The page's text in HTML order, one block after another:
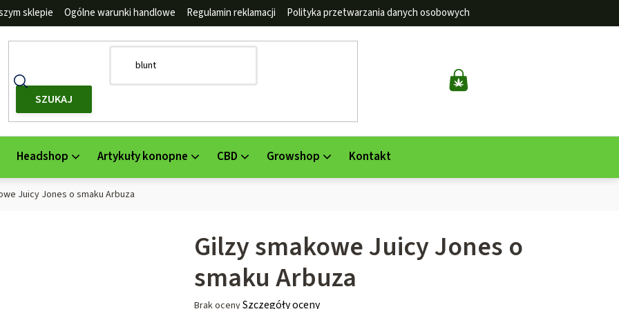
sklepie Ogólne warunki handlowe Regulamin reklamacji Polityka przetwarzania danych osobowych
SZUKAJ KOSZYK
Headshop Artykuły konopne CBD Growshop Kontakt
Juicy Jones o smaku Arbuza
Gilzy smakowe Juicy Jones o
smaku Arbuza
Średnia
Brak ocenySzczegóły oceny